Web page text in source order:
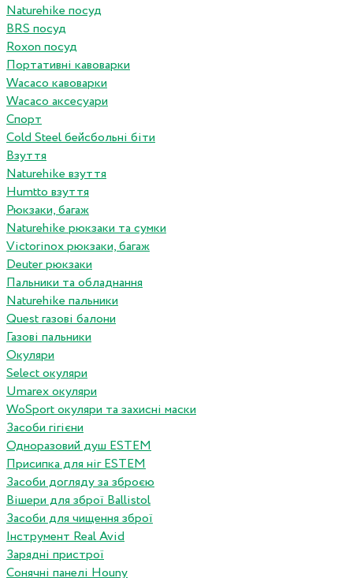
Naturehike посуд
BRS посуд
Roxon посуд
Портативні кавоварки
Wacaco кавоварки
Wacaco аксесуари
Спорт
Cold Steel бейсбольні біти
Взуття
Naturehike взуття
Humtto взуття
Рюкзаки, багаж
Naturehike рюкзаки та сумки
Victorinox рюкзаки, багаж
Deuter рюкзаки
Пальники та обладнання
Naturehike пальники
Quest газові балони
Газові пальники
Окуляри
Select окуляри
Umarex окуляри
WoSport окуляри та захисні маски
Засоби гігієни
Одноразовий душ ESTEM
Присипка для ніг ESTEM
Засоби догляду за зброєю
Вішери для зброї Ballistol
Засоби для чищення зброї
Інструмент Real Avid
Зарядні пристрої
Сонячні панелі Houny